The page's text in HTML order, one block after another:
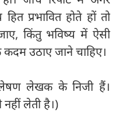
हित प्रभावित होते हों तो
किंतु भविष्य में ऐसी
उठाए जाने चाहिए।
लेखक के निजी हैं।
नहीं लेती है।)